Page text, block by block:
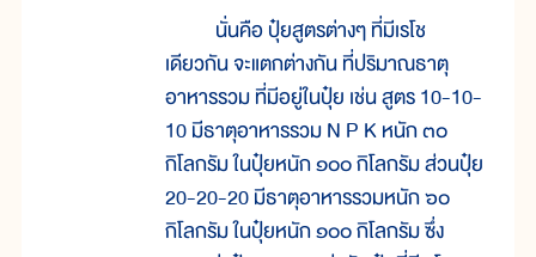
นั่นคือ ปุ๋ยสูตรต่างๆ ที่มีเรโช
เดียวกัน จะแตกต่างกัน ที่ปริมาณธาตุ
อาหารรวม ที่มีอยู่ในปุ๋ย เช่น สูตร 10-10-
10 มีธาตุอาหารรวม N P K หนัก ๓๐
กิโลกรัม ในปุ๋ยหนัก ๑๐๐ กิโลกรัม ส่วนปุ๋ย
20-20-20 มีธาตุอาหารรวมหนัก ๖๐
กิโลกรัม ในปุ๋ยหนัก ๑๐๐ กิโลกรัม ซึ่ง